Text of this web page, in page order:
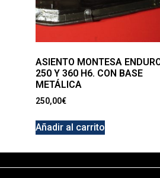
ASIENTO MONTESA
250 Y 360 H6. CON BASE
METÁLICA
250,00€
Añadir al carrito